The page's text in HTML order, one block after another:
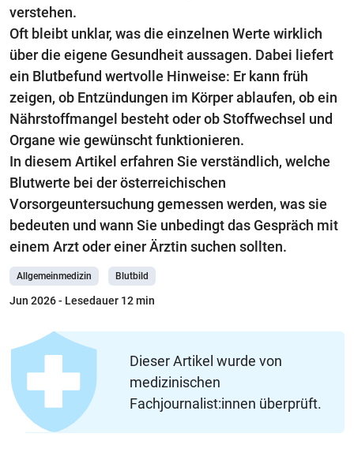
verstehen.
Oft bleibt unklar, was die einzelnen Werte wirklich
über die eigene Gesundheit aussagen. Dabei liefert
ein Blutbefund wertvolle Hinweise: Er kann früh
zeigen, ob Entzündungen im Körper ablaufen, ob ein
Nährstoffmangel besteht oder ob Stoffwechsel und
Organe wie gewünscht funktionieren.
In diesem Artikel erfahren Sie verständlich, welche
Blutwerte bei der österreichischen
Vorsorgeuntersuchung gemessen werden, was sie
bedeuten und wann Sie unbedingt das Gespräch mit
einem Arzt oder einer Ärztin suchen sollten.
Allgemeinmedizin Blutbild
Jun 2026- Lesedauer 12 min
Dieser Artikel wurde von
medizinischen
Fachjournalist:innen überprüft.